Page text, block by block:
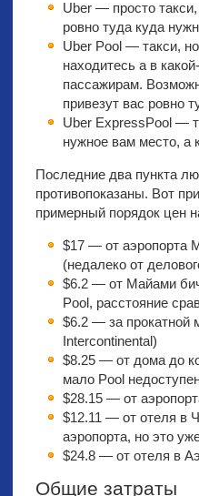
Uber — просто
ровно туда куда
Uber Pool — такси,
находитесь а в
пассажирам.
привезут вас ровно
Uber ExpressPool —
нужное вам место, а
Последние два пункта
противопоказаны. Вот
примерный порядок цен
$17 — от аэропорта
(недалеко от
$6.2 — от Майами
Pool, расстояние
$6.2 — за прокатной
Intercontinental)
$8.25 — от дома до
мало Pool
$28.15 — от
$12.11 — от отеля в
аэропорта, но это
$24.8 — от отеля в
Общие затраты